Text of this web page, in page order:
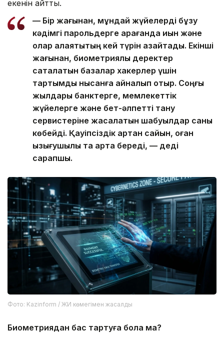
екенін айтты.
— Бір жағынан, мұндай жүйелерді бұзу
кәдімгі парольдерге қарағанда қиын және
олар алаяқтықтың кей түрін азайтады. Екінші
жағынан, биометриялық деректер
сақталатын базалар хакерлер үшін
тартымды нысанға айналып отыр. Соңғы
жылдары банктерге, мемлекеттік
жүйелерге және бет-әлпетті тану
сервистеріне жасалатын шабуылдар саны
көбейді. Қауіпсіздік артқан сайын, оған
қызығушылық та арта береді, — деді
сарапшы.
Фото: Kazinform / ЖИ көмегімен жасалды
Биометриядан бас тартуға бола ма?